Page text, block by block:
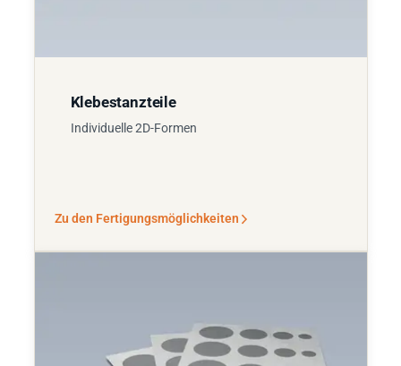
Klebestanzteile
Individuelle 2D-Formen
Zu den Fertigungsmöglichkeiten